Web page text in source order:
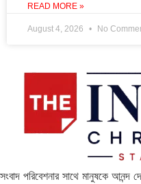
READ MORE »
August 4, 2026 No
সংবাদ পরিবেশনার সাথে মানুষকে আনন্দ